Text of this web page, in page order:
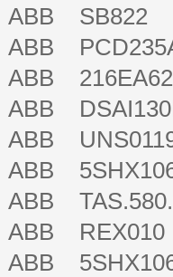
ABB SB822
ABB
ABB
ABB
ABB
ABB
ABB
ABB
ABB